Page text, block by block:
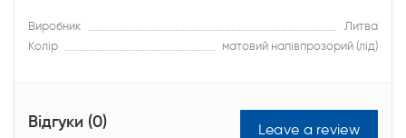
Виробник
Литва
Колір
матовий напівпрозорий (лід)
Відгуки (0) Leave a review